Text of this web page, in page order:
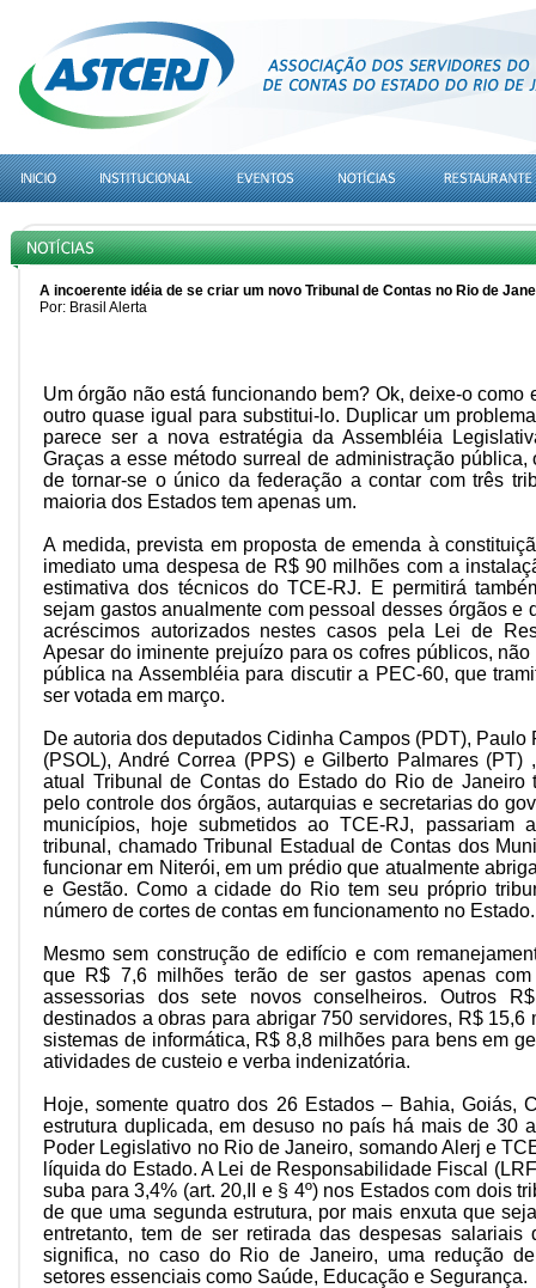
A incoerente idéia de se criar um novo Tribunal de Contas no Rio de
Por: Brasil Alerta
Um órgão não está funcionando bem? Ok, deixe-o como
outro quase igual para substitui-lo. Duplicar um
parece ser a nova estratégia da Assembléia
Graças a esse método surreal de administração
de tornar-se o único da federação a contar com três
maioria dos Estados tem apenas um.
A medida, prevista em proposta de emenda à
imediato uma despesa de R$ 90 milhões com a
estimativa dos técnicos do TCE-RJ. E permitirá
sejam gastos anualmente com pessoal desses órgãos e
acréscimos autorizados nestes casos pela Lei de
Apesar do iminente prejuízo para os cofres públicos,
pública na Assembléia para discutir a PEC-60, que
ser votada em março.
De autoria dos deputados Cidinha Campos (PDT), Paulo
(PSOL), André Correa (PPS) e Gilberto Palmares
atual Tribunal de Contas do Estado do Rio de Janeiro
pelo controle dos órgãos, autarquias e secretarias do
municípios, hoje submetidos ao TCE-RJ, passariam
tribunal, chamado Tribunal Estadual de Contas dos
funcionar em Niterói, em um prédio que atualmente
e Gestão. Como a cidade do Rio tem seu próprio
número de cortes de contas em funcionamento no Estado.
Mesmo sem construção de edifício e com
que R$ 7,6 milhões terão de ser gastos apenas
assessorias dos sete novos conselheiros. Outros
destinados a obras para abrigar 750 servidores, R$ 15,6
sistemas de informática, R$ 8,8 milhões para bens em
atividades de custeio e verba indenizatória.
Hoje, somente quatro dos 26 Estados – Bahia, Goiás,
estrutura duplicada, em desuso no país há mais de 30
Poder Legislativo no Rio de Janeiro, somando Alerj e
líquida do Estado. A Lei de Responsabilidade Fiscal
suba para 3,4% (art. 20,II e § 4º) nos Estados com dois
de que uma segunda estrutura, por mais enxuta que
entretanto, tem de ser retirada das despesas
significa, no caso do Rio de Janeiro, uma redução
setores essenciais como Saúde, Educação e Segurança.